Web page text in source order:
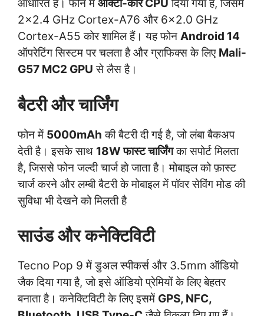
आधारित है। फोन में ऑक्टा-कोर CPU दिया गया है, जिसमें
2×2.4 GHz Cortex-A76 और 6×2.0 GHz
Cortex-A55 कोर शामिल हैं। यह फोन Android 14
ऑपरेटिंग सिस्टम पर चलता है और ग्राफिक्स के लिए Mali-
G57 MC2 GPU से लैस है।
बैटरी और चार्जिंग
फोन में 5000mAh की बैटरी दी गई है, जो लंबा बैकअप
देती है। इसके साथ 18W फास्ट चार्जिंगका सपोर्ट मिलता
है, जिससे फोन जल्दी चार्ज हो जाता है। मोबाइल को फ़ास्ट
चार्ज करने और लम्बी बैटरी के मोबाइल में पॉवर सेविंग मोड की
सुविधा भी देखने को मिलती है
साउंड और कनेक्टिविटी
Tecno Pop 9 में डुअल स्पीकर्स और 3.5mm ऑडियो
जैक दिया गया है, जो इसे ऑडियो प्रेमियों के लिए बेहतर
बनाता है। कनेक्टिविटी के लिए इसमें GPS, NFC,